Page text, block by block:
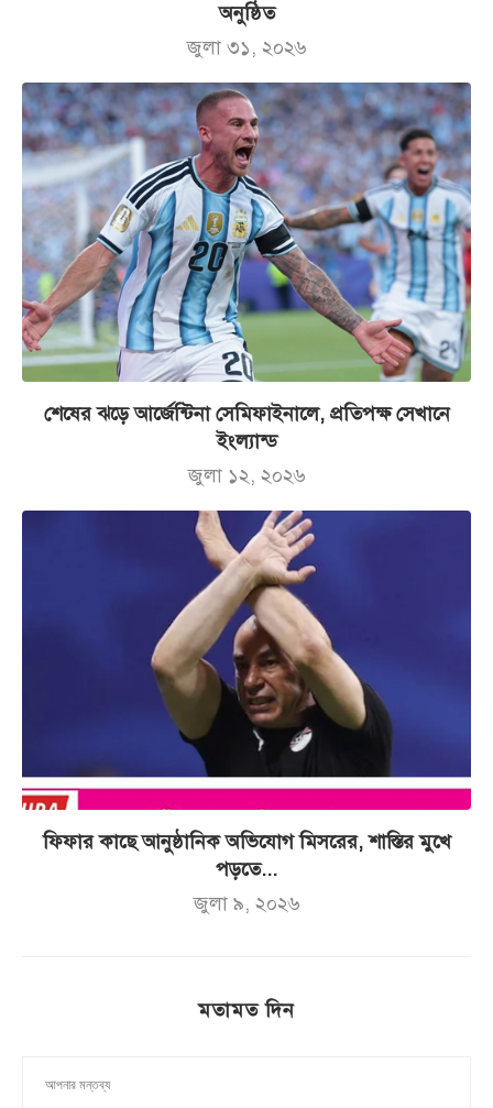
অনুষ্ঠিত
জুলা ৩১, ২০২৬
শেষের ঝড়ে আর্জেন্টিনা সেমিফাইনালে, প্রতিপক্ষ সেখানে
ইংল্যান্ড
জুলা ১২, ২০২৬
ফিফার কাছে আনুষ্ঠানিক অভিযোগ মিসরের, শাস্তির মুখে
পড়তে...
জুলা ৯, ২০২৬
মতামত দিন